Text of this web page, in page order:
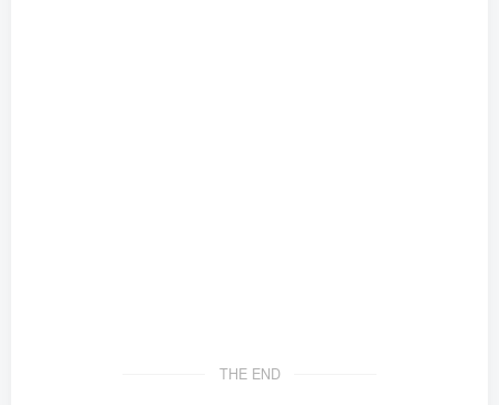
THE END